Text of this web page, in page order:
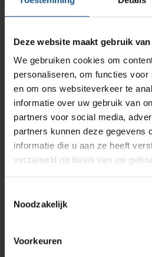
Deze website maakt gebruik
We gebruiken cookies om
personaliseren, om functies voor
en om ons websiteverkeer te
informatie over uw gebruik van
partners voor social media,
partners kunnen deze gegevens
informatie die u aan ze heeft
verzameld op basis van uw
Noodzakelijk
Voorkeuren
Accessoires
Naaldencontainer omdoos
Afvalinzamelaars, Laboratoria,
Zorginstellingen
Breedte
Duurzaam
Branches
Ziekenhuizen en klinieken
Solutions
RVS Werkplekinrichting
Productlijnen
Medische
Infectiepreventie en
Assortiment
Onze merken
Hammerlit
Septodry
Metro
Zarges
Contact
Ons team
Klantcases
Vacatures